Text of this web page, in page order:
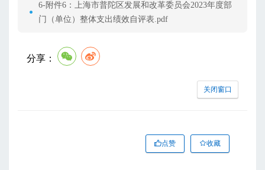
6-附件6：上海市普陀区发展和改革委员会2023年度部
门（单位）整体支出绩效自评表.pdf
分享：
关闭窗口
点赞 收藏